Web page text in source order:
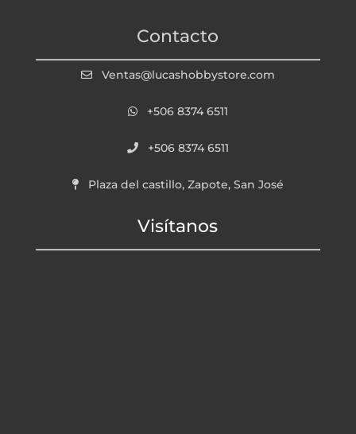
Contacto
Ventas@lucashobbystore.com
+506 8374 6511
+506 8374 6511
Plaza del castillo, Zapote, San José
Visítanos